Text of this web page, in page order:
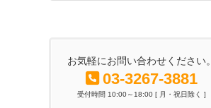
2026年6月26日
お気軽にお問い合わせください。
03-3267-3881
受付時間 10:00～18:00 [ 月・祝日除く ]